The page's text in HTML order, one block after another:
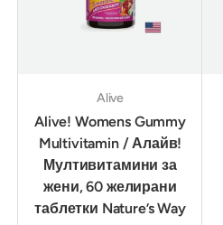
Alive
Alive! Womens Gummy
Multivitamin / Алайв!
Мултивитамини за
жени, 60 желирани
таблетки Nature’s Way